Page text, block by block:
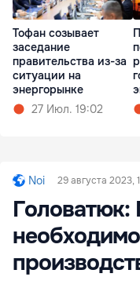
Тофан созывает
заседание
правительства из-за
ситуации на
энергорынке
27 Июл. 19:02
Noi 29 августа 2023,